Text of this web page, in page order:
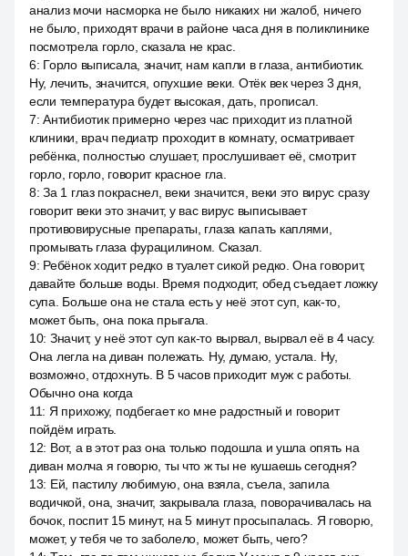
анализ мочи насморка не было никаких ни жалоб, ничего
не было, приходят врачи в районе часа дня в поликлинике
посмотрела горло, сказала не крас.
6: Горло выписала, значит, нам капли в глаза, антибиотик.
Ну, лечить, значится, опухшие веки. Отёк век через 3 дня,
если температура будет высокая, дать, прописал.
7:Антибиотик примерно через час приходит из платной
клиники, врач педиатр проходит в комнату, осматривает
ребёнка, полностью слушает, прослушивает её, смотрит
горло, горло, говорит красное гла.
8:За 1 глаз покраснел, веки значится, веки это вирус сразу
говорит веки это значит, у вас вирус выписывает
противовирусные препараты, глаза капать каплями,
промывать глаза фурацилином. Сказал.
9: Ребёнок ходит редко в туалет сикой редко. Она говорит,
давайте больше воды. Время подходит, обед съедает ложку
супа. Больше она не стала есть у неё этот суп, как-то,
может быть, она пока прыгала.
10: Значит, у неё этот суп как-то вырвал, вырвал её в 4 часу.
Она легла на диван полежать. Ну, думаю, устала. Ну,
возможно, отдохнуть. В 5 часов приходит муж с работы.
Обычно она когда
11: Я прихожу, подбегает ко мне радостный и говорит
пойдём играть.
12: Вот, а в этот раз она только подошла и ушла опять на
диван молча я говорю, ты что ж ты не кушаешь сегодня?
13: Ей, пастилу любимую, она взяла, съела, запила
водичкой, она, значит, закрывала глаза, поворачивалась на
бочок, поспит 15 минут, на 5 минут просыпалась. Я говорю,
может, у тебя че то заболело, может быть, чего?